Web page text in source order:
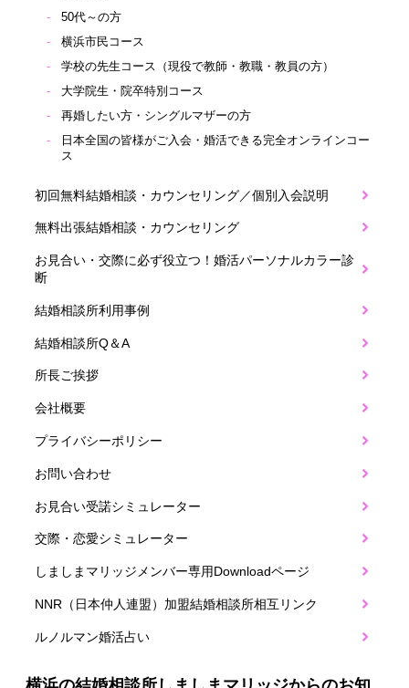
50代～の方
横浜市民コース
学校の先生コース（現役で教師・教職・教員の方）
大学院生・院卒特別コース
再婚したい方・シングルマザーの方
日本全国の皆様がご入会・婚活できる完全オンラインコー
ス
初回無料結婚相談・カウンセリング／個別入会説明
無料出張結婚相談・カウンセリング
お見合い・交際に必ず役立つ！婚活パーソナルカラー診
断
結婚相談所利用事例
結婚相談所Q＆A
所長ご挨拶
会社概要
プライバシーポリシー
お問い合わせ
お見合い受諾シミュレーター
交際・恋愛シミュレーター
しましまマリッジメンバー専用Downloadページ
NNR（日本仲人連盟）加盟結婚相談所相互リンク
ルノルマン婚活占い